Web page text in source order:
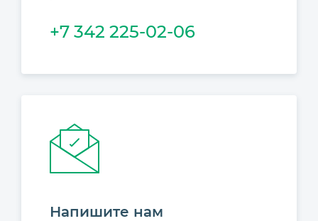
+7 342 225-02-06
Напишите нам